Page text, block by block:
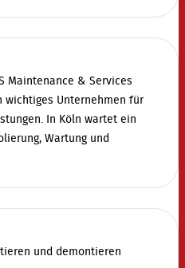
Maintenance & Services
wichtiges Unternehmen für
In Köln wartet ein
Wartung und
und demontieren